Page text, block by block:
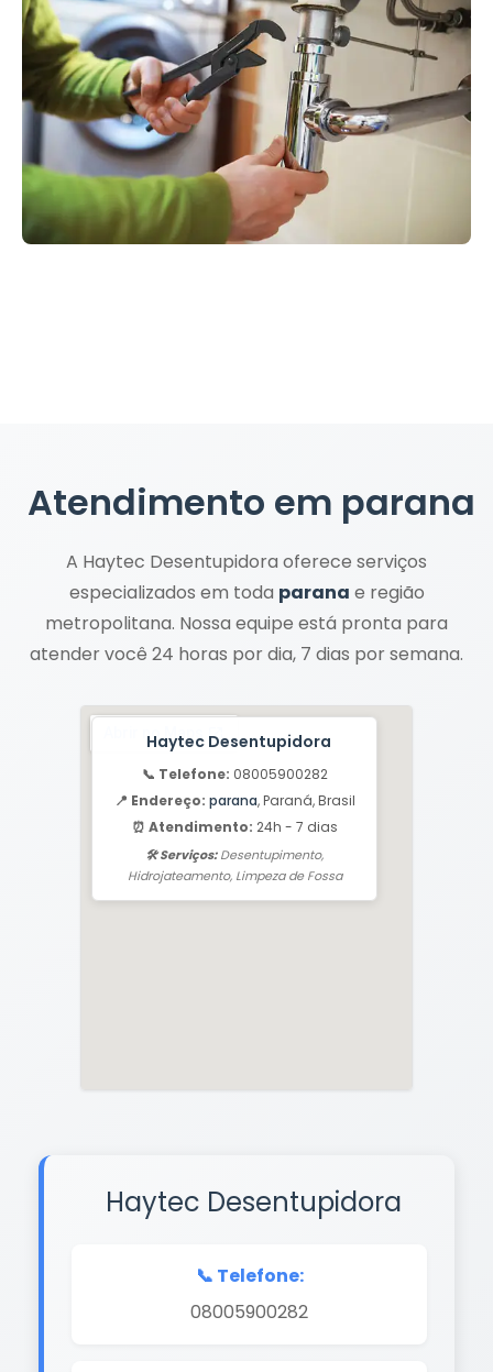
Atendimento em parana
A Haytec Desentupidora oferece serviços
especializados em toda parana e região
metropolitana. Nossa equipe está pronta para
atender você 24 horas por dia, 7 dias por semana.
Haytec Desentupidora
📞 Telefone: 08005900282
📍 Endereço: parana, Paraná, Brasil
⏰ Atendimento: 24h - 7 dias
🛠️ Serviços:Desentupimento,
Hidrojateamento, Limpeza de Fossa
Haytec Desentupidora
📞 Telefone:
08005900282